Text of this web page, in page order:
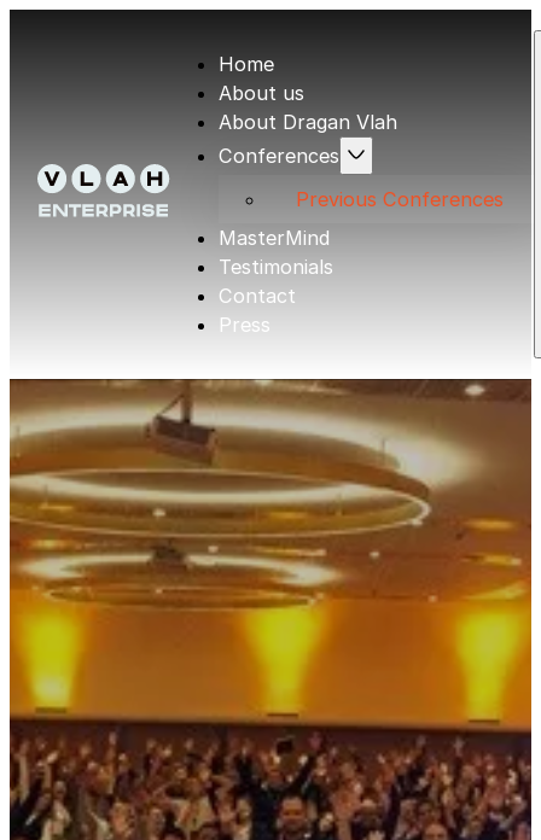
Home
About us
About Dragan Vlah
Conferences
Previous Conferences
MasterMind
Testimonials
Contact
Press